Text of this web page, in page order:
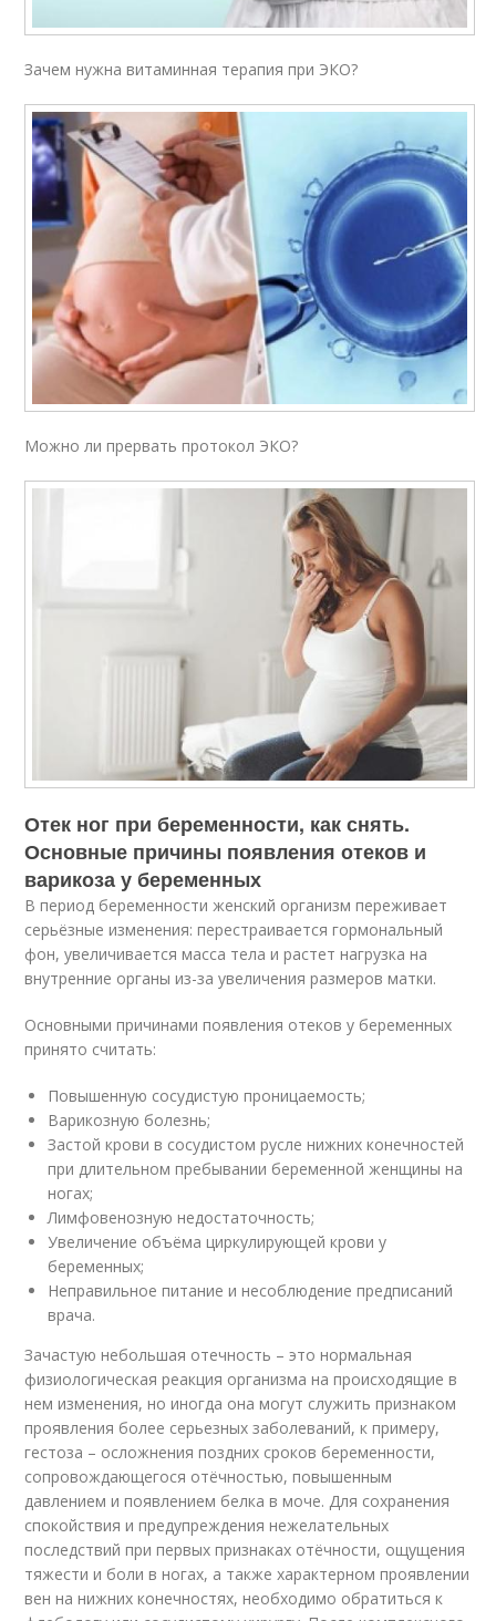
Зачем нужна витаминная терапия при ЭКО?
Можно ли прервать протокол ЭКО?
Отек ног при беременности, как снять.
Основные причины появления отеков и
варикоза у беременных
В период беременности женский организм переживает
серьёзные изменения: перестраивается гормональный
фон, увеличивается масса тела и растет нагрузка на
внутренние органы из-за увеличения размеров матки.
Основными причинами появления отеков у беременных
принято считать:
Повышенную сосудистую проницаемость;
Варикозную болезнь;
Застой крови в сосудистом русле нижних конечностей
при длительном пребывании беременной женщины на
ногах;
Лимфовенозную недостаточность;
Увеличение объёма циркулирующей крови у
беременных;
Неправильное питание и несоблюдение предписаний
врача.
Зачастую небольшая отечность – это нормальная
физиологическая реакция организма на происходящие в
нем изменения, но иногда она могут служить признаком
проявления более серьезных заболеваний, к примеру,
гестоза – осложнения поздних сроков беременности,
сопровождающегося отёчностью, повышенным
давлением и появлением белка в моче. Для сохранения
спокойствия и предупреждения нежелательных
последствий при первых признаках отёчности, ощущения
тяжести и боли в ногах, а также характерном проявлении
вен на нижних конечностях, необходимо обратиться к